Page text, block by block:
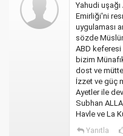
Yahudi
Emirliği'ni
uygulaması
sözde
ABD keferesi
bizim
dost ve
İzzet ve güç
Ayetler ile
Subhan
Havle ve La
Yanıtla